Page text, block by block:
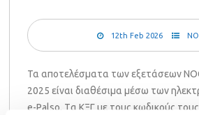
12th Feb 2026
Τα αποτελέσματα των εξετάσεων
2025 είναι διαθέσιμα μέσω των
e-Palso. Tα ΚΞΓ με τους κωδικούς